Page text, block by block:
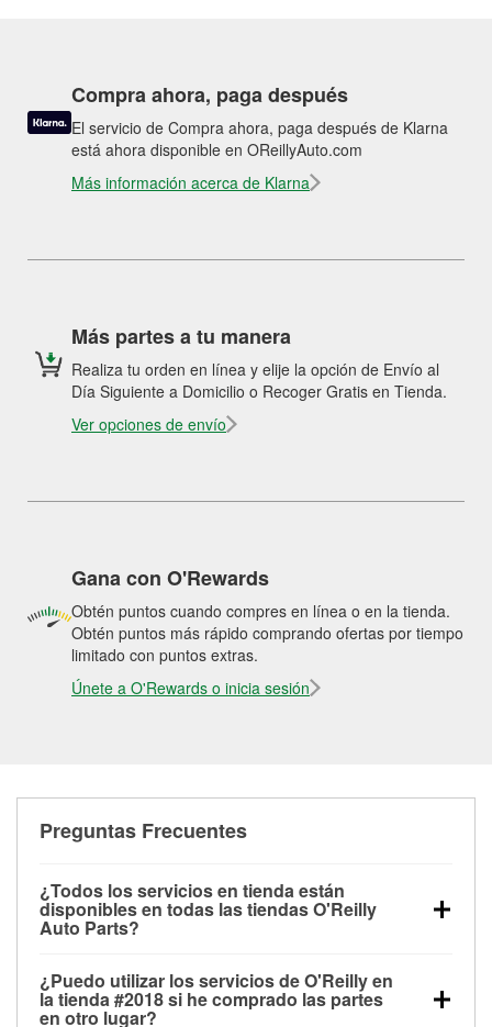
Compra ahora, paga después
El servicio de Compra ahora, paga después de Klarna
está ahora disponible en OReillyAuto.com
Más información acerca de Klarna
Más partes a tu manera
Realiza tu orden en línea y elije la opción de Envío al
Día Siguiente a Domicilio o Recoger Gratis en Tienda.
Ver opciones de envío
Gana con O'Rewards
Obtén puntos cuando compres en línea o en la tienda.
Obtén puntos más rápido comprando ofertas por tiempo
limitado con puntos extras.
Únete a O'Rewards o inicia sesión
Preguntas Frecuentes
¿Todos los servicios en tienda están
disponibles en todas las tiendas O'Reilly
Auto Parts?
las pruebas de batería, pruebas de alternador y
motor de arranque, revisión de la luz “Check Engine”
¿Puedo utilizar los servicios de O'Reilly en
la tienda #2018 si he comprado las partes
en otro lugar?